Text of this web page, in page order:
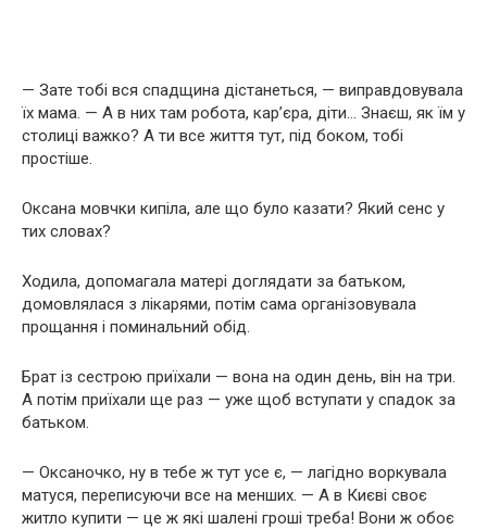
— Зате тобі вся спадщина дістанеться, — виправдовувала
їх мама. — А в них там робота, кар’єра, діти… Знаєш, як їм у
столиці важко? А ти все життя тут, під боком, тобі
простіше.
Оксана мовчки кипіла, але що було казати? Який сенс у
тих словах?
Ходила, допомагала матері доглядати за батьком,
домовлялася з лікарями, потім сама організовувала
прощання і поминальний обід.
Брат із сестрою приїхали — вона на один день, він на три.
А потім приїхали ще раз — уже щоб вступати у спадок за
батьком.
— Оксаночко, ну в тебе ж тут усе є, — лагідно воркувала
матуся, переписуючи все на менших. — А в Києві своє
житло купити — це ж які шалені гроші треба! Вони ж обоє